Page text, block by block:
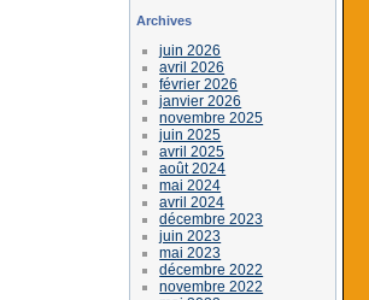
Archives
juin 2026
avril 2026
février 2026
janvier 2026
novembre 2025
juin 2025
avril 2025
août 2024
mai 2024
avril 2024
décembre 2023
juin 2023
mai 2023
décembre 2022
novembre 2022